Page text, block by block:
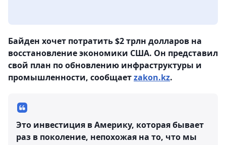
Байден хочет потратить $2 трлн долларов на
восстановление экономики США. Он представил
свой план по обновлению инфраструктуры и
промышленности, сообщаетzakon.kz.
Это инвестиция в Америку, которая бывает
раз в поколение, непохожая на то, что мы